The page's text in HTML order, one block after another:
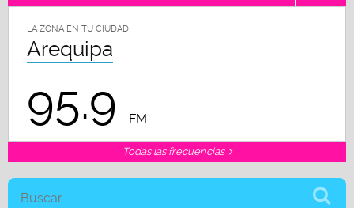
LA ZONA EN TU CIUDAD
Arequipa
95.9 FM
Todas las frecuencias